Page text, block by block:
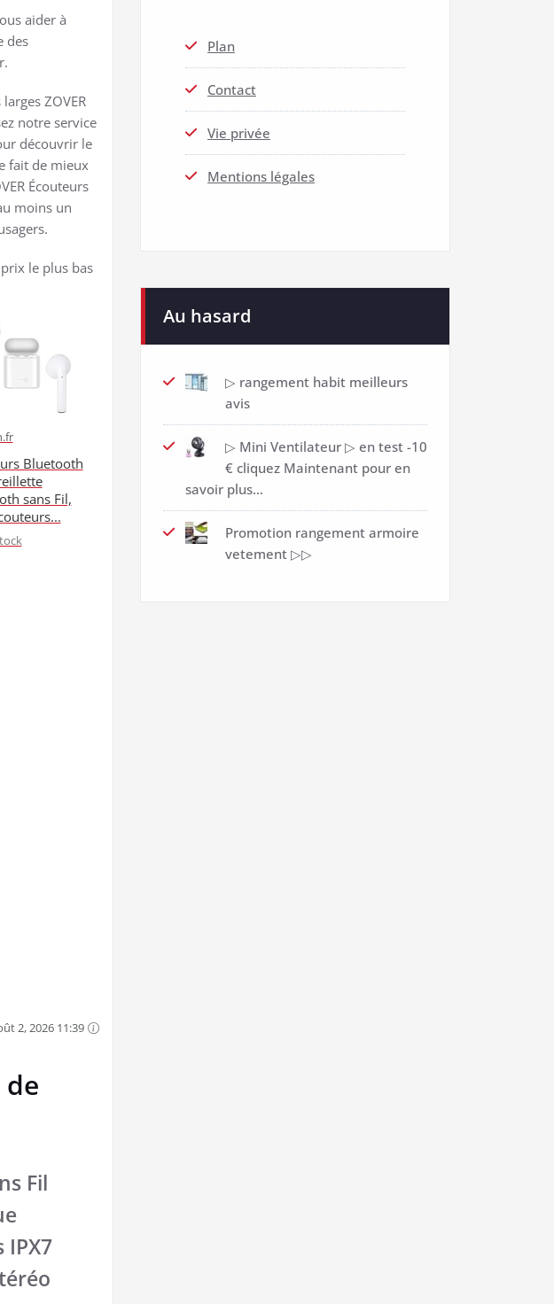
aider à
des
ZOVER
notre service
découvrir le
fait de mieux
Écouteurs
moins un
le plus bas
Bluetooth
sans Fil,
2, 2026 11:39
de
Fil
Plan
Contact
Vie privée
Mentions légales
Au hasard
▷ rangement habit meilleurs
avis
▷ Mini Ventilateur ▷ en test -10
€ cliquez Maintenant pour en
savoir plus…
Promotion rangement armoire
vetement ▷▷